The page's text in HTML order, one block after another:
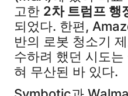
고한 2차 트럼프 행
되었다. 한편,
반의 로봇 청소기
수하려 했던 시도
혀 무산된 바 있다.